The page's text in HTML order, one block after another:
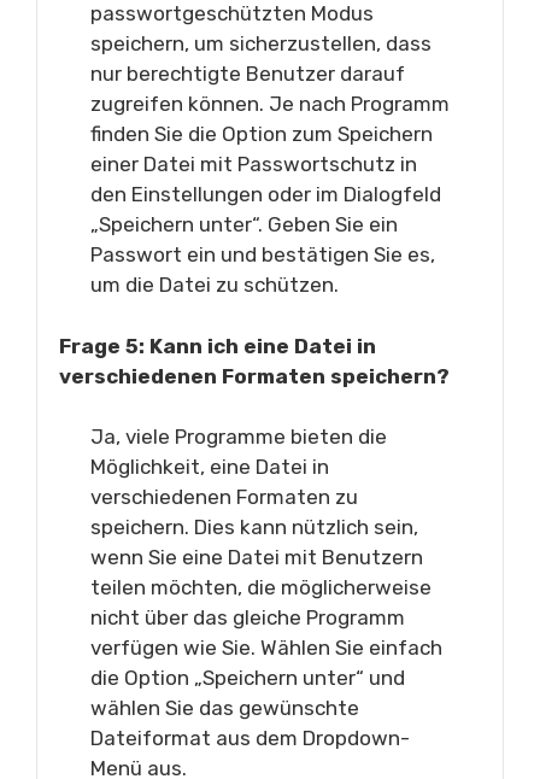
passwortgeschützten Modus
speichern, um sicherzustellen, dass
nur berechtigte Benutzer darauf
zugreifen können. Je nach Programm
finden Sie die Option zum Speichern
einer Datei mit Passwortschutz in
den Einstellungen oder im Dialogfeld
„Speichern unter“. Geben Sie ein
Passwort ein und bestätigen Sie es,
um die Datei zu schützen.
Frage 5: Kann ich eine Datei in
verschiedenen Formaten speichern?
Ja, viele Programme bieten die
Möglichkeit, eine Datei in
verschiedenen Formaten zu
speichern. Dies kann nützlich sein,
wenn Sie eine Datei mit Benutzern
teilen möchten, die möglicherweise
nicht über das gleiche Programm
verfügen wie Sie. Wählen Sie einfach
die Option „Speichern unter“ und
wählen Sie das gewünschte
Dateiformat aus dem Dropdown-
Menü aus.